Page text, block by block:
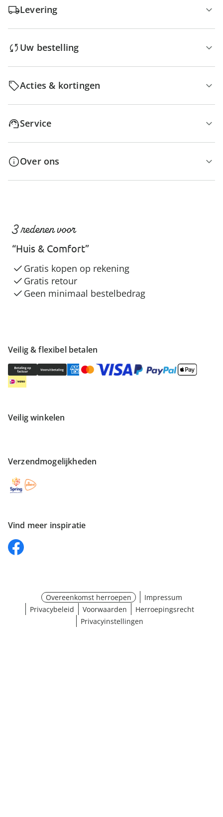
Levering
Uw bestelling
Acties & kortingen
Service
Over ons
Veilig & flexibel betalen
Veilig winkelen
Verzendmogelijkheden
Vind meer inspiratie
3 redenen voor
“Huis & Comfort”
Gratis kopen op rekening
Gratis retour
Geen minimaal bestelbedrag
Overeenkomst herroepen
Impressum
Privacybeleid
Voorwaarden
Herroepingsrecht
Privacyinstellingen